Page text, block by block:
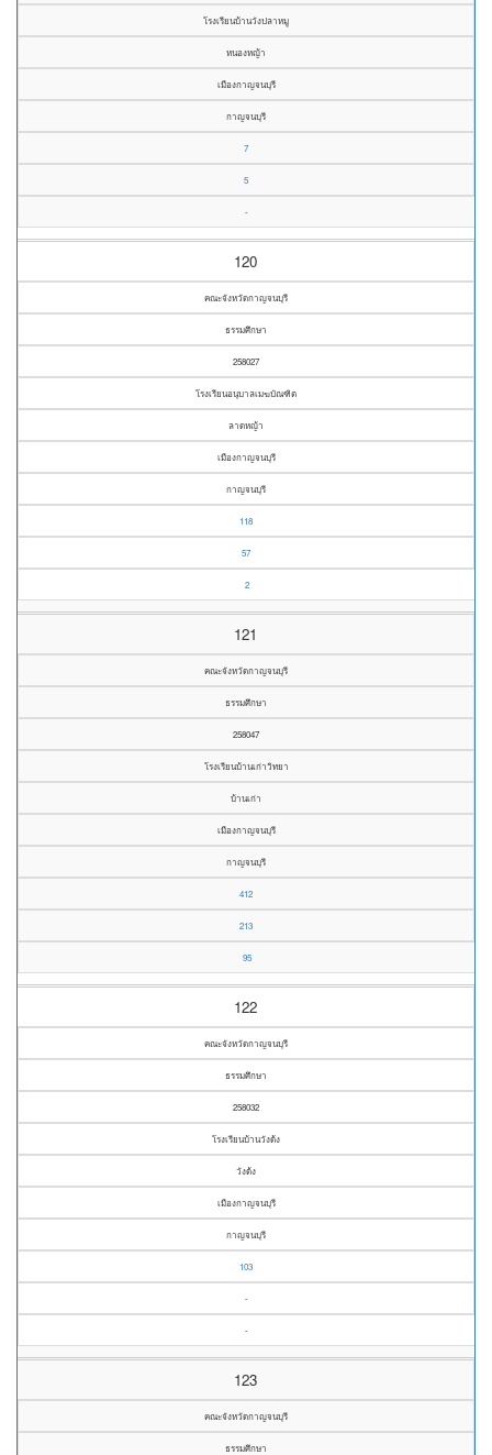
โรงเรียนบ้านวังปลาหมู
หนองหญ้า
เมืองกาญจนบุรี
กาญจนบุรี
7
5
-
120
คณะจังหวัดกาญจนบุรี
ธรรมศึกษา
258027
โรงเรียนอนุบาลเมฆบัณฑิต
ลาดหญ้า
เมืองกาญจนบุรี
กาญจนบุรี
118
57
2
121
คณะจังหวัดกาญจนบุรี
ธรรมศึกษา
258047
โรงเรียนบ้านเก่าวิทยา
บ้านเก่า
เมืองกาญจนบุรี
กาญจนบุรี
412
213
95
122
คณะจังหวัดกาญจนบุรี
ธรรมศึกษา
258032
โรงเรียนบ้านวังด้ง
วังด้ง
เมืองกาญจนบุรี
กาญจนบุรี
103
-
-
123
คณะจังหวัดกาญจนบุรี
ธรรมศึกษา